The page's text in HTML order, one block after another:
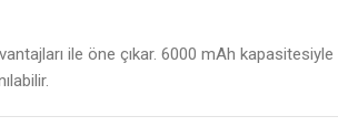
ile öne çıkar. 6000 mAh